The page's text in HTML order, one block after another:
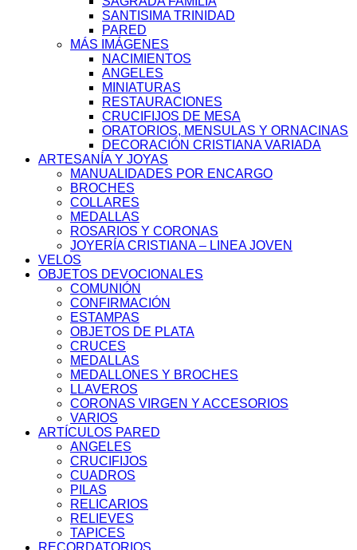
SANTISIMA TRINIDAD
PARED
MÁS IMÁGENES
NACIMIENTOS
ANGELES
MINIATURAS
RESTAURACIONES
CRUCIFIJOS DE MESA
ORATORIOS, MENSULAS Y ORNACINAS
DECORACIÓN CRISTIANA VARIADA
ARTESANÍA Y JOYAS
MANUALIDADES POR ENCARGO
BROCHES
COLLARES
MEDALLAS
ROSARIOS Y CORONAS
JOYERÍA CRISTIANA – LINEA JOVEN
VELOS
OBJETOS DEVOCIONALES
COMUNIÓN
CONFIRMACIÓN
ESTAMPAS
OBJETOS DE PLATA
CRUCES
MEDALLAS
MEDALLONES Y BROCHES
LLAVEROS
CORONAS VIRGEN Y ACCESORIOS
VARIOS
ARTÍCULOS PARED
ANGELES
CRUCIFIJOS
CUADROS
PILAS
RELICARIOS
RELIEVES
TAPICES
RECORDATORIOS